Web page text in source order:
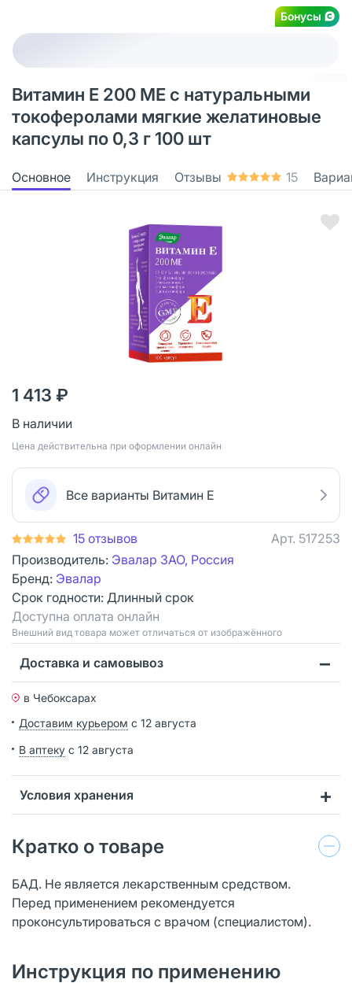
Бонусы
Витамин Е 200 МЕ с натуральными
токоферолами мягкие желатиновые
капсулы по 0,3 г 100 шт
Основное Инструкция Отзывы 15
1 413 ₽
В наличии
Цена действительна при оформлении онлайн
Все варианты Витамин Е
15 отзывов Арт. 517253
Производитель: Эвалар ЗАО, Россия
Бренд: Эвалар
Срок годности: Длинный срок
Доступна оплата онлайн
Bнешний вид товара может отличаться от изображённого
Доставка и самовывоз
в Чебоксарах
Доставим курьером с 12 августа
В аптеку с 12 августа
Условия хранения
Кратко о товаре
БАД. Не является лекарственным средством.
Перед применением рекомендуется
проконсультироваться с врачом (специалистом).
Инструкция по применению